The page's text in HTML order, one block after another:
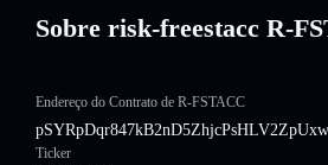
Sobre risk-freestacc R-
Endereço do Contrato de R-FSTACC
Ticker